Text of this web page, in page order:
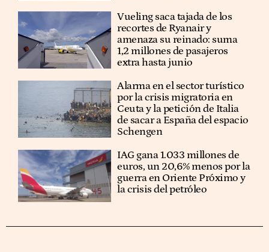
Vueling saca tajada de los
recortes de Ryanair y
amenaza su reinado: suma
1,2 millones de pasajeros
extra hasta junio
Alarma en el sector turístico
por la crisis migratoria en
Ceuta y la petición de Italia
de sacar a España del espacio
Schengen
IAG gana 1.033 millones de
euros, un 20,6% menos por la
guerra en Oriente Próximo y
la crisis del petróleo